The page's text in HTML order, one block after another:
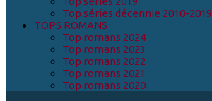
Top séries décennie 2010-2019
TOPS ROMANS
Top romans 2024
Top romans 2023
Top romans 2022
Top romans 2021
Top romans 2020